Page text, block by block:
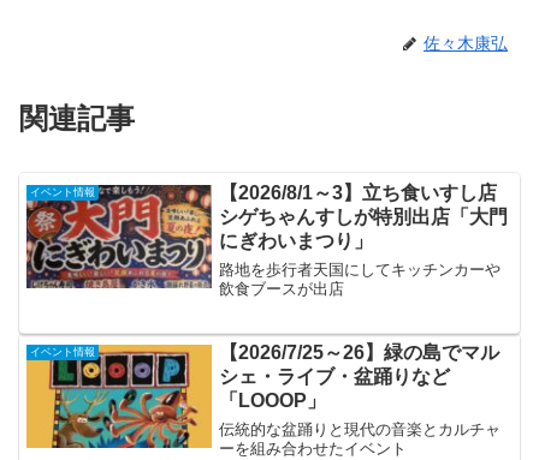
佐々木康弘
関連記事
イベント情報
【2026/8/1～3】立ち食いすし店
シゲちゃんすしが特別出店「大門
にぎわいまつり」
路地を歩行者天国にしてキッチンカーや
飲食ブースが出店
イベント情報
【2026/7/25～26】緑の島でマル
シェ・ライブ・盆踊りなど
「LOOOP」
伝統的な盆踊りと現代の音楽とカルチャ
ーを組み合わせたイベント